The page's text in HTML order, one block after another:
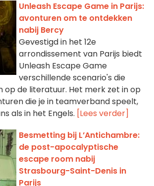
Unleash Escape Game in Parijs:
avonturen om te ontdekken
nabij Bercy
Gevestigd in het 12e
arrondissement van Parijs biedt
Unleash Escape Game
verschillende scenario's die
op de literatuur. Het merk zet in op
die je in teamverband speelt,
als in het Engels. [Lees verder]
Besmetting bij L’Antichambre:
de post-apocalyptische
escape room nabij
Strasbourg-Saint-Denis in
Parijs